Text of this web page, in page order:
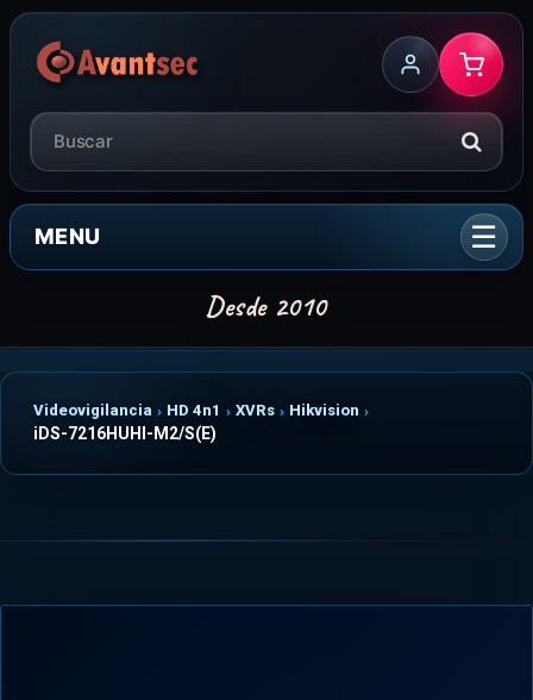
MENU
Videovigilancia HD 4n1 XVRs Hikvision
iDS-7216HUHI-M2/S(E)